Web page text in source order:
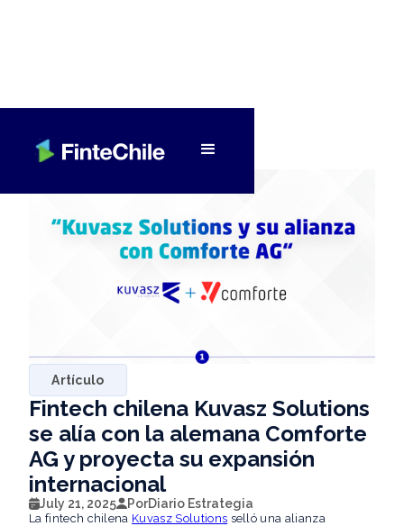
Artículo
Fintech chilena Kuvasz Solutions
se alía con la alemana Comforte
AG y proyecta su expansión
internacional
July 21, 2025 PorDiario Estrategia
La fintech chilena Kuvasz Solutions selló una alianza